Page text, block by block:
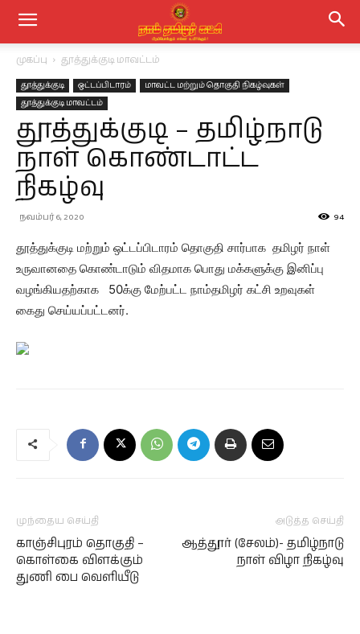
முகப்பு தூத்துக்குடி மாவட்டம்
தூத்துக்குடி ஒட்டப்பிடாரம்
மாவட்ட மற்றும் தொகுதி நிகழ்வுகள்
தூத்துக்குடி மாவட்டம்
தூத்துக்குடி – தமிழ்நாடு
நாள் கொண்டாட்ட
நிகழ்வு
நவம்பர் 6, 2020 94
தூத்துக்குடி மற்றும் ஒட்டப்பிடாரம் தொகுதி சார்பாக தமிழர் நாள்
உருவானதை கொண்டாடும் விதமாக பொது மக்களுக்கு இனிப்பு
வழங்கியதற்காக 50க்கு மேற்பட்ட நாம்தமிழர் கட்சி உறவுகள்
கைது செய்யப்பட்டனர்.
முந்தைய செய்தி
காஞ்சிபுரம் தொகுதி –
கொள்கை விளக்கும்
துணி பை வெளியீடு
அடுத்த செய்தி
ஆத்தூர் (சேலம்)- தமிழ்நாடு
நாள் விழா நிகழ்வு